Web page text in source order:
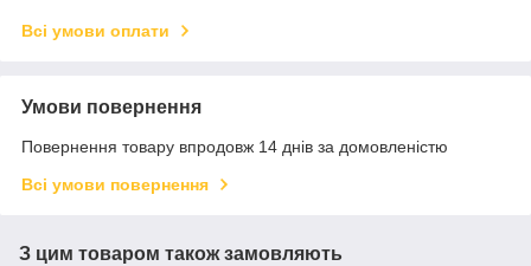
Всі умови оплати
Умови повернення
Повернення товару впродовж 14 днів за домовленістю
Всі умови повернення
З цим товаром також замовляють